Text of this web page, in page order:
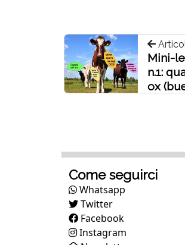
Mini-
n.1:
ox
Come seguirci
Whatsapp
Twitter
Facebook
Instagram